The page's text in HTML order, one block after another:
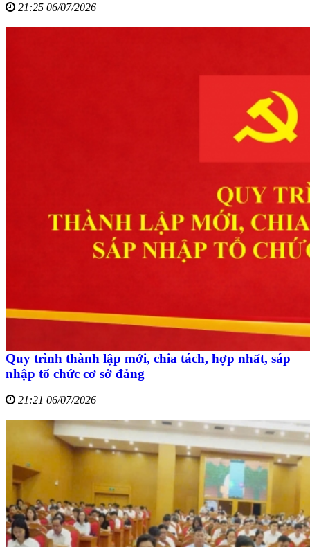
21:25 06/07/2026
Quy trình thành lập mới, chia tách, hợp nhất, sáp
nhập tổ chức cơ sở đảng
21:21 06/07/2026